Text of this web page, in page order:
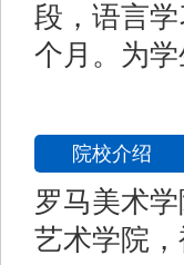
段，语言
个月。为
院校介绍
罗马美术
艺术学院